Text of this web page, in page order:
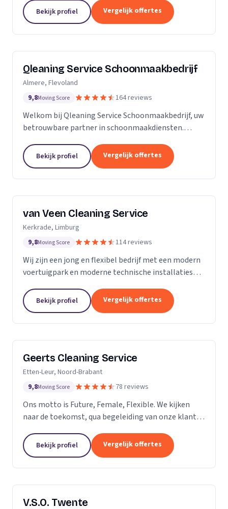
zijn Stel op Sprong gestart om mensen te helpen
en...
Bekijk profiel Vergelijk offertes
Qleaning Service Schoonmaakbedrijf
Almere, Flevoland
9,8Moving Score 164 reviews
Welkom bij Qleaning Service Schoonmaakbedrijf, uw
betrouwbare partner in schoonmaakdiensten.
ernaar om de standaard in schoonmaakexpertise
te...
Bekijk profiel Vergelijk offertes
van Veen Cleaning Service
Kerkrade, Limburg
9,8Moving Score 114 reviews
Wij zijn een jong en flexibel bedrijf met een modern
voertuigpark en moderne technische installaties
zowel voor Particulier als zakelijke klanten....
Bekijk profiel Vergelijk offertes
Geerts Cleaning Service
Etten-Leur, Noord-Brabant
9,8Moving Score 78 reviews
Ons motto is Future, Female, Flexible. We kijken
naar de toekomst, qua begeleiding van onze klanten
vrouwelijke ondernemers behandelen wij ons
personeel...
Bekijk profiel Vergelijk offertes
V.S.O. Twente